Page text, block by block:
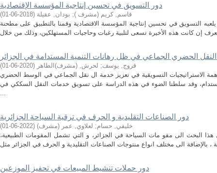
دور التسويق في تحسين إنتاجية المؤسسة الإقتصادية
قاسم, كريم (مشرف ); بودان, عقيلة (
2018-06-01
)
التسويق في تحسين إنتاجية المؤسسة الاقتصادية وقمنا بالتطبيق على مطحنة
الحضري الجماعي في ظل رهانات التنمية المستدامة في الجزائر
قروج, يوسف; لحرش, (مشرف)الطاهر (
2020-06-01
)
الاستراتيجيات التسويقية في تعزيز خدمة ال نقل الجماعي في الوسط الحضري
وقد سلطنا الضوء في هذه الدراسة على تسويق خدمات النقل السككي في
...
دور الصناعات التقليدية و الحرف في ترقية السياحة الجزائرية
خليفي, حسام; لعلاوي, عمر (مشرف) (
2022-06-01
)
البحث الى مقو مات السياحة في الجزائر، و التي تشمل المقومات الطبيعية،
دور حملات تنشيط المبيعات في تحفيز الموزعين